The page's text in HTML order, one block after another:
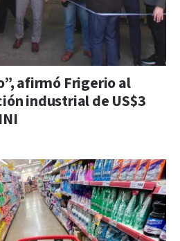
afirmó Frigerio al
industrial de US$3